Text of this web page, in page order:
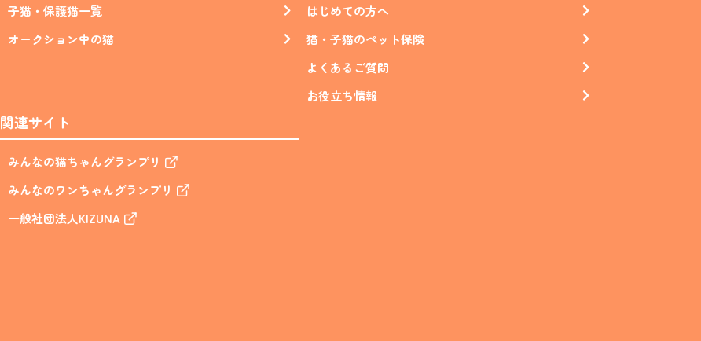
子猫・保護猫一覧
オークション中の猫
はじめての方へ
猫・子猫のペット保険
よくあるご質問
お役立ち情報
関連サイト
みんなの猫ちゃんグランプリ
みんなのワンちゃんグランプリ
一般社団法人KIZUNA